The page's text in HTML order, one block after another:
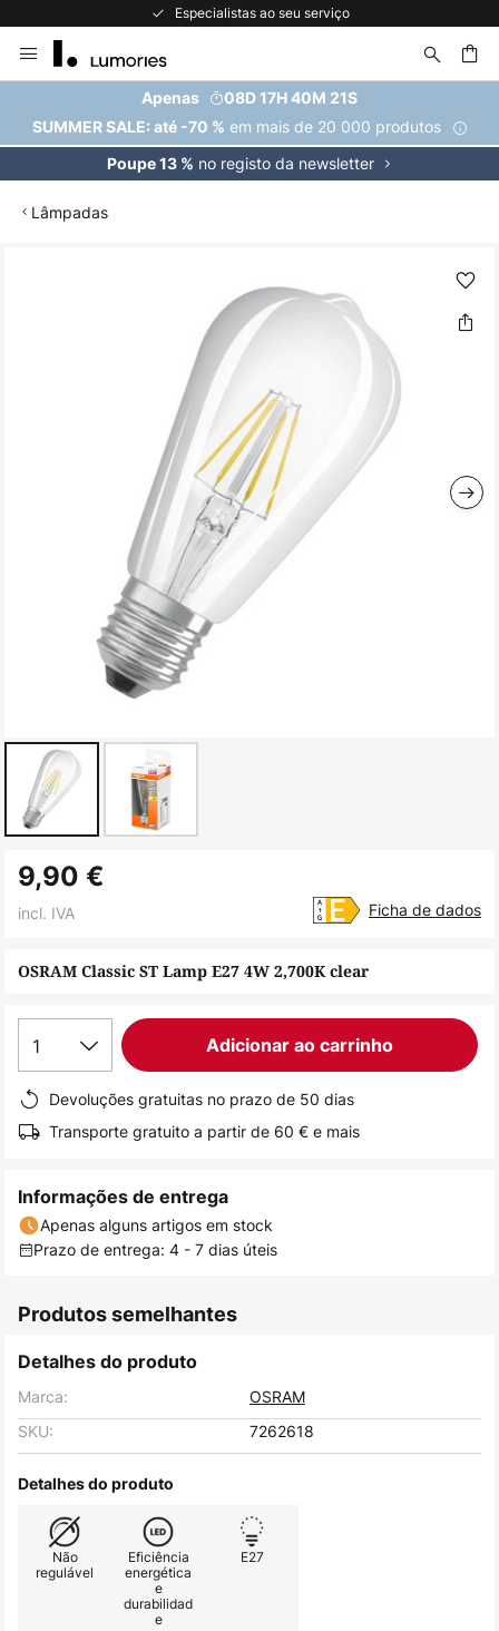
Especialistas ao seu serviço
para
Conteúdo
Apenas
08D 17H 40M 20S
SUMMER SALE: até -70 % em mais de 20 000 produtos
Poupe 13 % no registo da newsletter
Lâmpadas
para
da
de
imagens
OSRAM Classic ST Lamp E27 4W 2,700K clear
9,90 €
incl. IVA Ficha de dados
1 Adicionar ao carrinho
Devoluções gratuitas no prazo de 50 dias
Transporte gratuito a partir de 60 € e mais
Informações de entrega
Apenas alguns artigos em stock
Prazo de entrega: 4 - 7 dias úteis
Produtos semelhantes
Detalhes do produto
Marca:
OSRAM
SKU:
7262618
Detalhes do produto
Não
regulável
Eficiência
energética
e
durabilidad
e
E27